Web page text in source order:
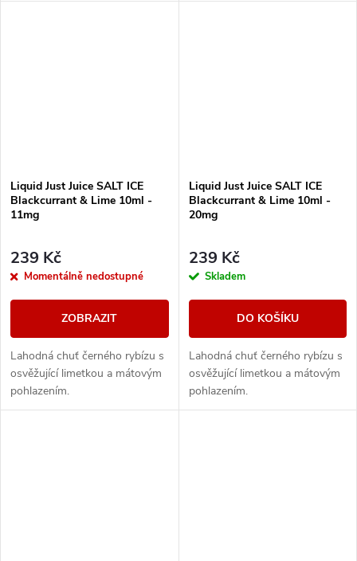
Liquid Just Juice SALT ICE
Blackcurrant & Lime 10ml -
11mg
239 Kč
Momentálně nedostupné
ZOBRAZIT
Lahodná chuť černého rybízu s
osvěžující limetkou a mátovým
pohlazením.
Liquid Just Juice SALT ICE
Blackcurrant & Lime 10ml -
20mg
239 Kč
Skladem
DO KOŠÍKU
Lahodná chuť černého rybízu s
osvěžující limetkou a mátovým
pohlazením.